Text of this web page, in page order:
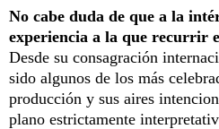
No cabe duda de que a la
experiencia a la que recurrir
Desde su consagración
sido algunos de los más
producción y sus aires
plano estrictamente